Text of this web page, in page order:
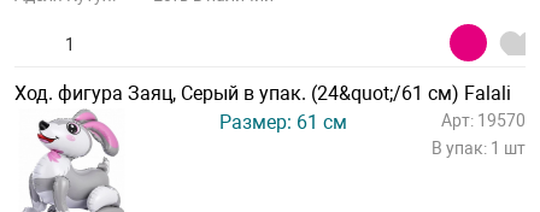
Ход. фигура Заяц, Серый в упак. (24&quot;/61 см) Falali
Размер: 61 см
Арт: 19570
В упак: 1 шт